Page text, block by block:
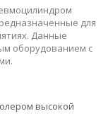
для
Данные
оборудованием с
высокой